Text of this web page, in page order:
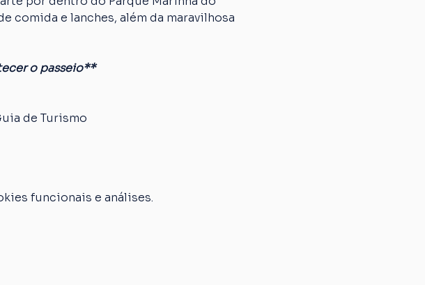
comida e lanches, além da maravilhosa
o passeio**
de Turismo
funcionais e análises.